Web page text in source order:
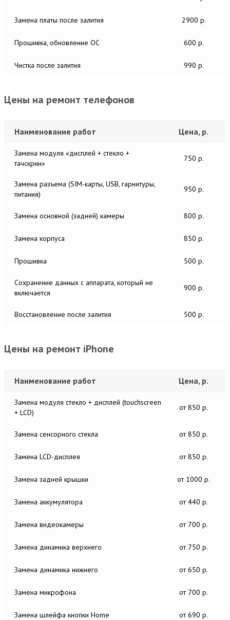
Замена платы после залития 2900 р.
Прошивка, обновление ОС 600 р.
Чистка после залития 990 р.
Цены на ремонт телефонов
Наименование работ Цена, р.
Замена модуля «дисплей + стекло +
тачскрин»
750 р.
Замена разъема (SIM-карты, USB, гарнитуры,
питания)
950 р.
Замена основной (задней) камеры 800 р.
Замена корпуса 850 р.
Прошивка 500 р.
Сохранение данных с аппарата, который не
включается
900 р.
Восстановление после залития 500 р.
Цены на ремонт iPhone
Наименование работ Цена, р.
Замена модуля стекло + дисплей (touchscreen
+ LCD)
от 850 р.
Замена сенсорного стекла от 850 р.
Замена LCD-дисплея от 850 р.
Замена задней крышки от 1000 р.
Замена аккумулятора от 440 р.
Замена видеокамеры от 700 р.
Замена динамика верхнего от 750 р.
Замена динамика нижнего от 650 р.
Замена микрофона от 700 р.
Замена шлейфа кнопки Home от 690 р.